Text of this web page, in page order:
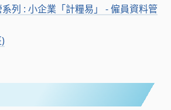
列 : 小企業「計糧易」 - 僱員資料管